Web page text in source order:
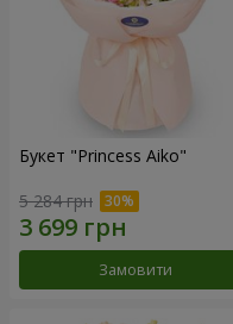
Букет "Princess Aiko"
5 284 грн
Замовити